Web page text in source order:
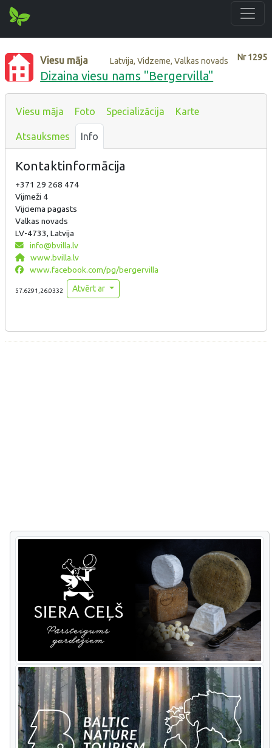
Nr1295
Viesu māja Latvija, Vidzeme, Valkas novads
Dizaina viesu nams "Bergervilla"
Viesu māja Foto Specializācija Karte
Atsauksmes Info
Kontaktinformācija
+371 29 268 474
Vijmeži 4
Vijciema pagasts
Valkas novads
LV-4733, Latvija
info@bvilla.lv
www.bvilla.lv
www.facebook.com/pg/bergervilla
57.6291,26.0332 Atvērt ar